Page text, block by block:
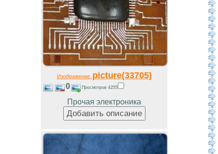
Изображениеpicture(33705)
0 Просмотров 4255
Прочая электроника